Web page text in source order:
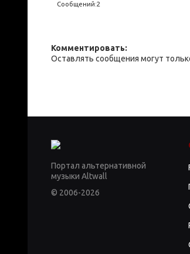
Сообщений:2
Комментировать:
Оставлять сообщения могут
Портал альтернативной
музыки Altwall
© 2006-2026